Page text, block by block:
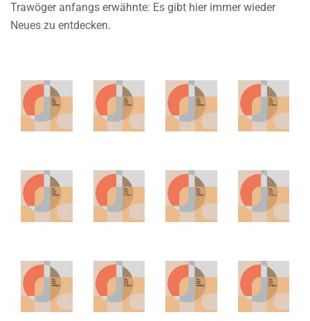
Trawöger anfangs erwähnte: Es gibt hier immer wieder
Neues zu entdecken.